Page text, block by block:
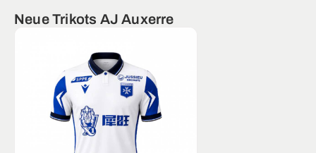
Neue Trikots AJ Auxerre